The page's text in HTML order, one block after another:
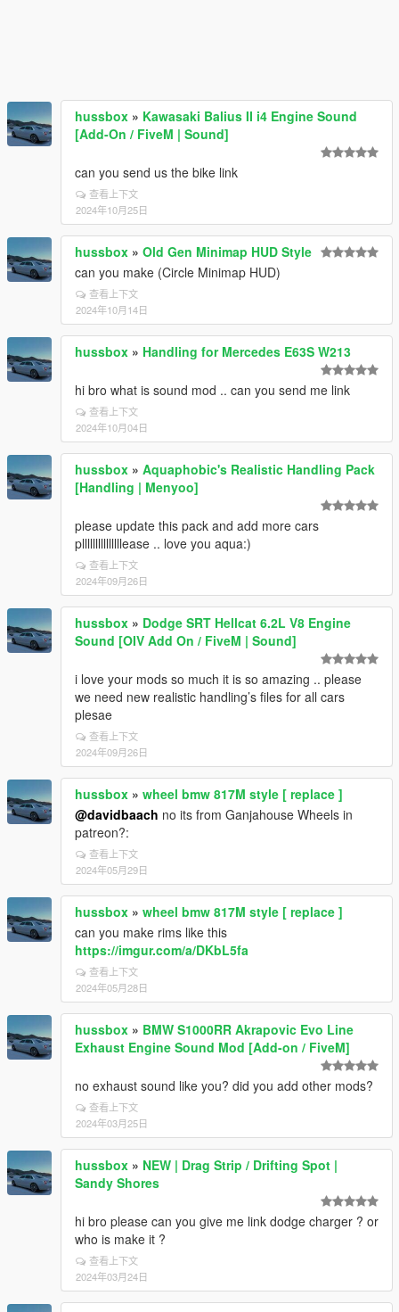
hussbox » Kawasaki Balius II i4 Engine Sound
[Add-On / FiveM | Sound]
can you send us the bike link
查看上下文
2024年10月25日
hussbox » Old Gen Minimap HUD Style
can you make (Circle Minimap HUD)
查看上下文
2024年10月14日
hussbox » Handling for Mercedes E63S W213
hi bro what is sound mod .. can you send me link
查看上下文
2024年10月04日
hussbox » Aquaphobic's Realistic Handling Pack
[Handling | Menyoo]
please update this pack and add more cars
plllllllllllllllease .. love you aqua:)
查看上下文
2024年09月26日
hussbox » Dodge SRT Hellcat 6.2L V8 Engine
Sound [OIV Add On / FiveM | Sound]
i love your mods so much it is so amazing .. please
we need new realistic handling’s files for all cars
plesae
查看上下文
2024年09月26日
hussbox » wheel bmw 817M style [ replace ]
@davidbaach no its from Ganjahouse Wheels in
patreon?:
查看上下文
2024年05月29日
hussbox » wheel bmw 817M style [ replace ]
can you make rims like this
https://imgur.com/a/DKbL5fa
查看上下文
2024年05月28日
hussbox » BMW S1000RR Akrapovic Evo Line
Exhaust Engine Sound Mod [Add-on / FiveM]
no exhaust sound like you? did you add other mods?
查看上下文
2024年03月25日
hussbox » NEW | Drag Strip / Drifting Spot |
Sandy Shores
hi bro please can you give me link dodge charger ? or
who is make it ?
查看上下文
2024年03月24日